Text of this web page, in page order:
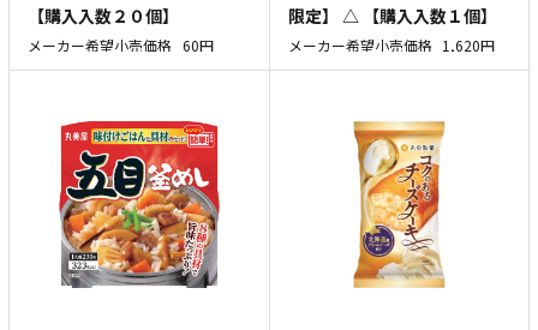
【購入入数２０個】
メーカー希望小売価格 60円
限定】 △ 【購入入数１個】
メーカー希望小売価格 1,620円